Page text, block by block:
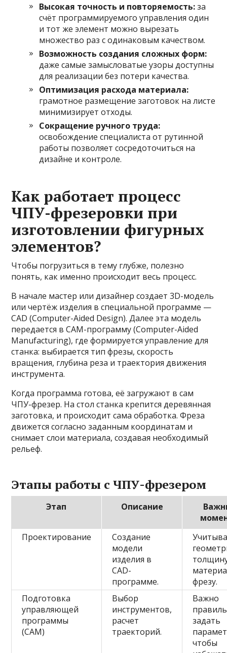
Высокая точность и повторяемость:за
счёт программируемого управления один
и тот же элемент можно вырезать
множество раз с одинаковым качеством.
Возможность создания сложных форм:
даже самые замысловатые узоры доступны
для реализации без потери качества.
Оптимизация расхода материала:
грамотное размещение заготовок на листе
минимизирует отходы.
Сокращение ручного труда:
освобождение специалиста от рутинной
работы позволяет сосредоточиться на
дизайне и контроле.
Как работает процесс
ЧПУ-фрезеровки при
изготовлении фигурных
элементов?
Чтобы погрузиться в тему глубже, полезно
понять, как именно происходит весь процесс.
В начале мастер или дизайнер создает 3D-модель
или чертёж изделия в специальной программе —
CAD (Computer-Aided Design). Далее эта модель
передается в CAM-программу (Computer-Aided
Manufacturing), где формируется управление для
станка: выбирается тип фрезы, скорость
вращения, глубина реза и траектория движения
инструмента.
Когда программа готова, её загружают в сам
ЧПУ-фрезер. На стол станка крепится деревянная
заготовка, и происходит сама обработка. Фреза
движется согласно заданным координатам и
снимает слои материала, создавая необходимый
рельеф.
Этапы работы с ЧПУ-фрезером
Этап Описание
Проектирование
Создание
модели
изделия в
CAD-
программе.
фрезу.
Подготовка
управляющей
программы
(CAM)
Выбор
инструментов,
расчет
траекторий.
Важно
задать
чтобы